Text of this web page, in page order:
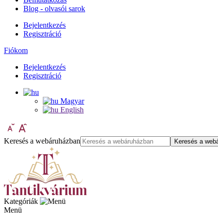
Blog - olvasói sarok
Bejelentkezés
Regisztráció
Fiókom
Bejelentkezés
Regisztráció
Magyar
English
Keresés a webáruházban Keresés a
Kategóriák
Menü